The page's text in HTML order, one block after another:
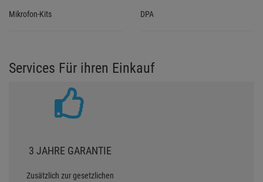
Mikrofon-Kits DPA
Services Für ihren Einkauf
3 JAHRE GARANTIE
Zusätzlich zur gesetzlichen